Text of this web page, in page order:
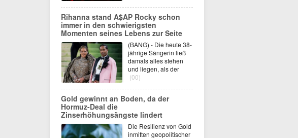
Rihanna stand A$AP Rocky schon
immer in den schwierigsten
Momenten seines Lebens zur Seite
(BANG) - Die heute 38-
jährige Sängerin ließ
damals alles stehen
und liegen, als der
(00)
Gold gewinnt an Boden, da der
Hormuz-Deal die
Zinserhöhungsängste lindert
Die Resilienz von Gold
inmitten geopolitischer